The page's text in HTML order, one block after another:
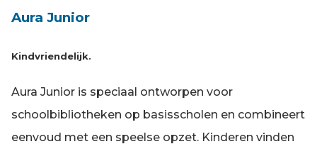
Aura Junior
Kindvriendelijk.
Aura Junior is speciaal ontworpen voor
schoolbibliotheken op basisscholen en combineert
eenvoud met een speelse opzet. Kinderen vinden